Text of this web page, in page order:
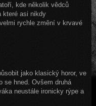
kde několik vědců
které asi nikdy
rychle změní v krvavé
jako klasický horor, ve
se hned. Ovšem druhá
neustále ironicky rýpe a